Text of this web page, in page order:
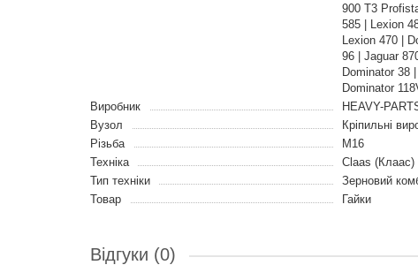
900 T3
585 | Lexion
Lexion 470 |
96 | Jaguar
Dominator 38
Dominator
Виробник
HEAVY-
Вузол
Кріпильні
Різьба
M16
Техніка
Claas (Клаас)
Тип техніки
Зерновий
Товар
Гайки
Відгуки (0)